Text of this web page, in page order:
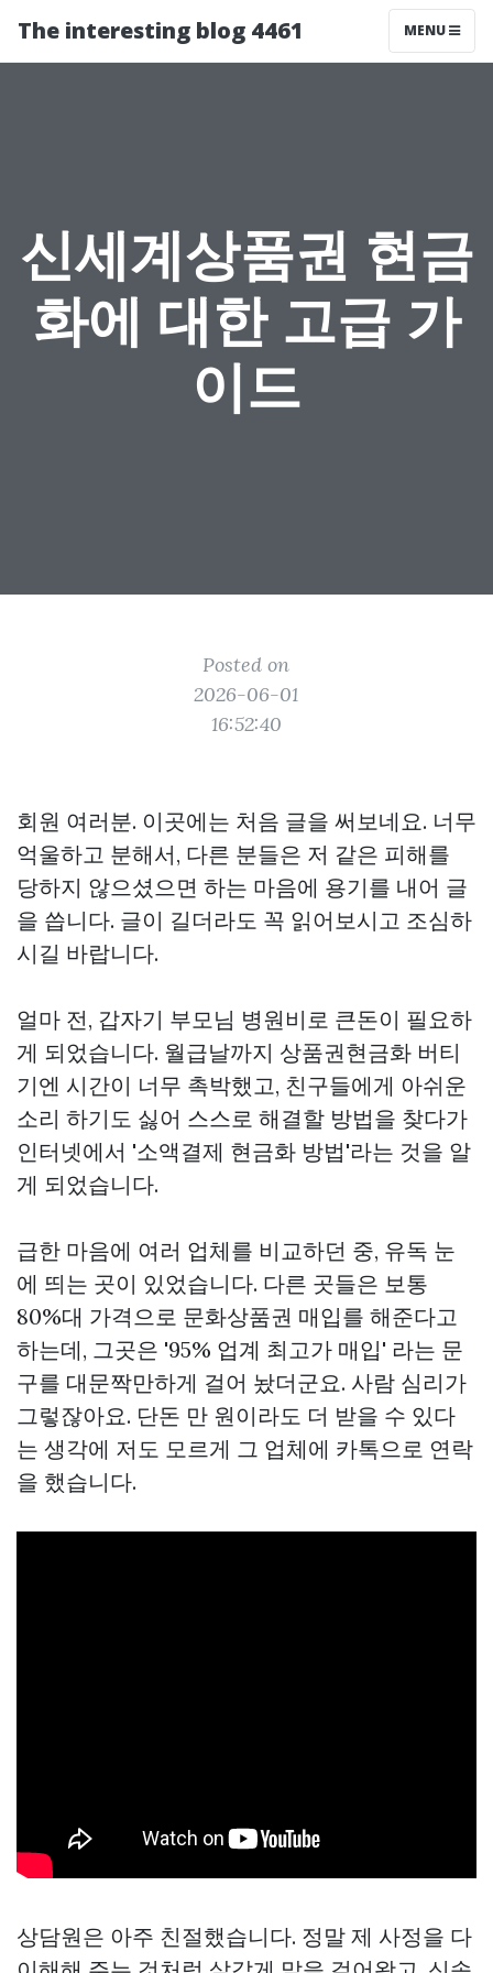
The interesting blog 4461 MENU
신세계상품권 현금
화에 대한 고급 가
이드
Posted on
2026-06-01
16:52:40
회원 여러분. 이곳에는 처음 글을 써보네요. 너무
억울하고 분해서, 다른 분들은 저 같은 피해를
당하지 않으셨으면 하는 마음에 용기를 내어 글
을 씁니다. 글이 길더라도 꼭 읽어보시고 조심하
시길 바랍니다.
얼마 전, 갑자기 부모님 병원비로 큰돈이 필요하
게 되었습니다. 월급날까지 상품권현금화 버티
기엔 시간이 너무 촉박했고, 친구들에게 아쉬운
소리 하기도 싫어 스스로 해결할 방법을 찾다가
인터넷에서 '소액결제 현금화 방법'라는 것을 알
게 되었습니다.
급한 마음에 여러 업체를 비교하던 중, 유독 눈
에 띄는 곳이 있었습니다. 다른 곳들은 보통
80%대 가격으로 문화상품권 매입를 해준다고
하는데, 그곳은 '95% 업계 최고가 매입' 라는 문
구를 대문짝만하게 걸어 놨더군요. 사람 심리가
그렇잖아요. 단돈 만 원이라도 더 받을 수 있다
는 생각에 저도 모르게 그 업체에 카톡으로 연락
을 했습니다.
상담원은 아주 친절했습니다. 정말 제 사정을 다